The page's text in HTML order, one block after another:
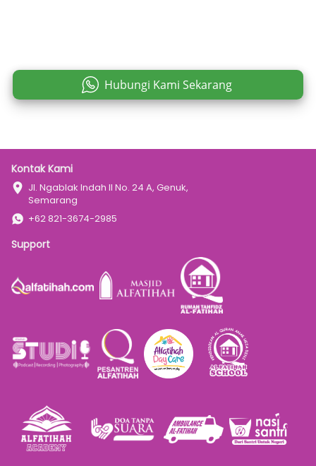
` Hubungi Kami Sekarang
Kontak Kami
Jl. Ngablak Indah II No. 24 A, Genuk,
Semarang
+62 821-3674-2985
Support